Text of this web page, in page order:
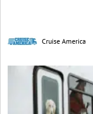
Cruise America